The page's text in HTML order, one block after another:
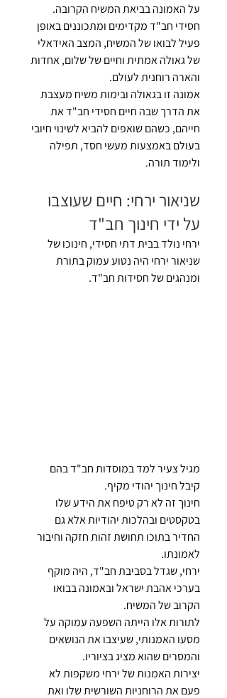
על האמונה בביאת המשיח הקרובה.
חסידי חב"ד מקדימים ומתכוננים באופן
פעיל לבואו של המשיח, המצב האידאלי
של גאולה אמתית וחיים של שלום, אחדות
והארה רוחנית לעולם.
אמונה זו בגאולה ובימות משיח מעצבת
את הדרך שבה חיים חסידי חב"ד את
חייהם, כשהם שואפים להביא לשינוי חיובי
בעולם באמצעות מעשי חסד, תפילה
ולימוד תורה.
שניאור ירחי: חיים שעוצבו
על ידי חינוך חב"ד
ירחי נולד בבית דתי חסידי, חינוכו של
שניאור ירחי היה נטוע עמוק בתורת
ומנהגים של חסידות חב"ד.
מגיל צעיר למד במוסדות חב"ד בהם
קיבל חינוך יהודי מקיף.
חינוך זה לא רק טיפח את הידע שלו
בטקסטים ובהלכות יהודיות אלא גם
החדיר בתוכו תחושת זהות חזקה וחיבור
לאמונתו.
ירחי, שגדל בסביבת חב"ד, היה מוקף
בערכי אהבת ישראל ובאמונה בבואו
הקרוב של המשיח.
לתורות אלו הייתה השפעה עמוקה על
מסעו האמנותי, שעיצבו את הנושאים
והמסרים שהוא מציג בציוריו.
יצירות האמנות של ירחי משקפות לא
פעם את הרוחניות השורשית שלו ואת